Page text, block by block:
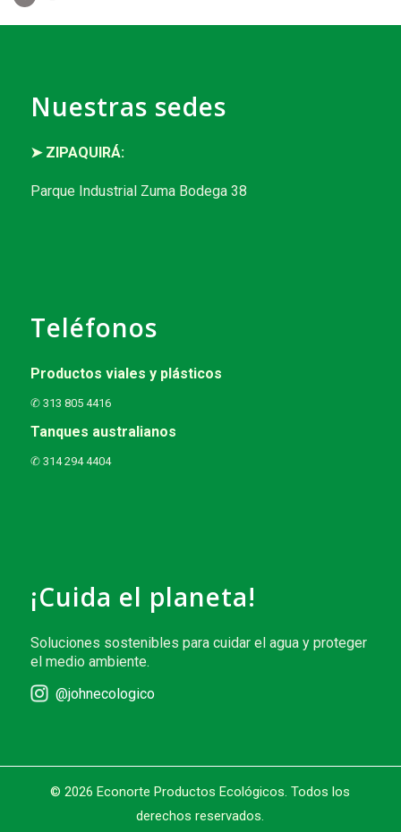
Nuestras sedes
➤ ZIPAQUIRÁ:
Parque Industrial Zuma Bodega 38
Teléfonos
Productos viales y plásticos
✆ 313 805 4416
Tanques australianos
✆ 314 294 4404
¡Cuida el planeta!
Soluciones sostenibles para cuidar el agua y proteger
el medio ambiente.
@johnecologico
© 2026 Econorte Productos Ecológicos. Todos los
derechos reservados.